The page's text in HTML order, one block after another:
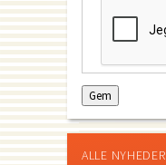
ALLE NYHEDER